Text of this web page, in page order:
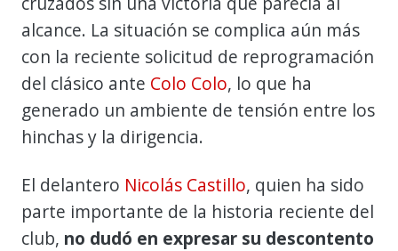
alcance. La situación se complica aún más
con la reciente solicitud de reprogramación
del clásico ante Colo Colo, lo que ha
generado un ambiente de tensión entre los
hinchas y la dirigencia.
El delantero Nicolás Castillo, quien ha sido
parte importante de la historia reciente del
club, no dudó en expresar su descontento